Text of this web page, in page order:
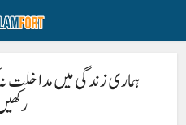
ہماری زندگی میں مداخلت